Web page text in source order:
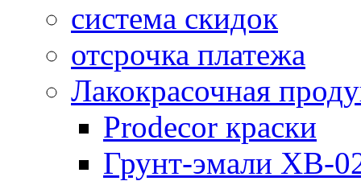
система скидок
отсрочка платежа
Лакокрасочная
Prodecor краски
Грунт-эмали ХВ-